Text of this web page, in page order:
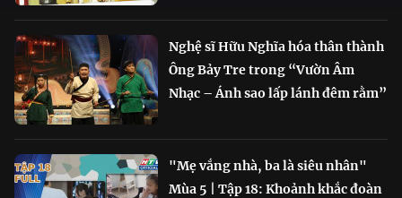
Nghệ sĩ Hữu Nghĩa hóa thân thành
Ông Bảy Tre trong “Vườn Âm
Nhạc – Ánh sao lấp lánh đêm rằm”
"Mẹ vắng nhà, ba là siêu nhân"
Mùa 5 | Tập 18: Khoảnh khắc đoàn